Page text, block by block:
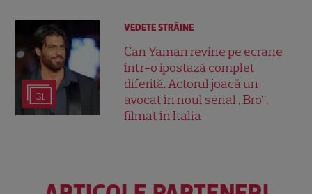
31
VEDETE STRĂINE
Can Yaman revine pe ecrane
într-o ipostază complet
diferită. Actorul joacă un
avocat în noul serial „Bro”,
filmat în Italia